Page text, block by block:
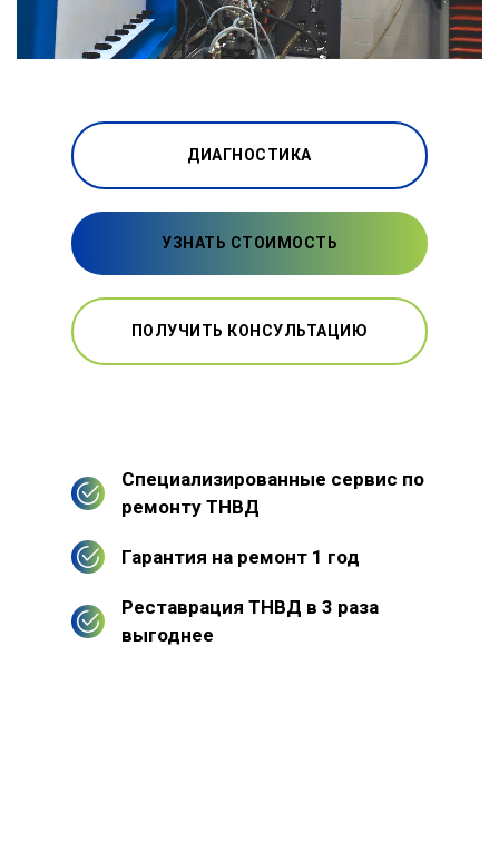
ДИАГНОСТИКА
УЗНАТЬ СТОИМОСТЬ
ПОЛУЧИТЬ КОНСУЛЬТАЦИЮ
Специализированные сервис по
ремонту ТНВД
Гарантия на ремонт 1 год
Реставрация ТНВД в 3 раза
выгоднее